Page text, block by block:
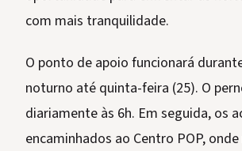
com mais tranquilidade.
O ponto de apoio funcionará
noturno até quinta-feira (25). O
diariamente às 6h. Em seguida, os
encaminhados ao Centro POP,